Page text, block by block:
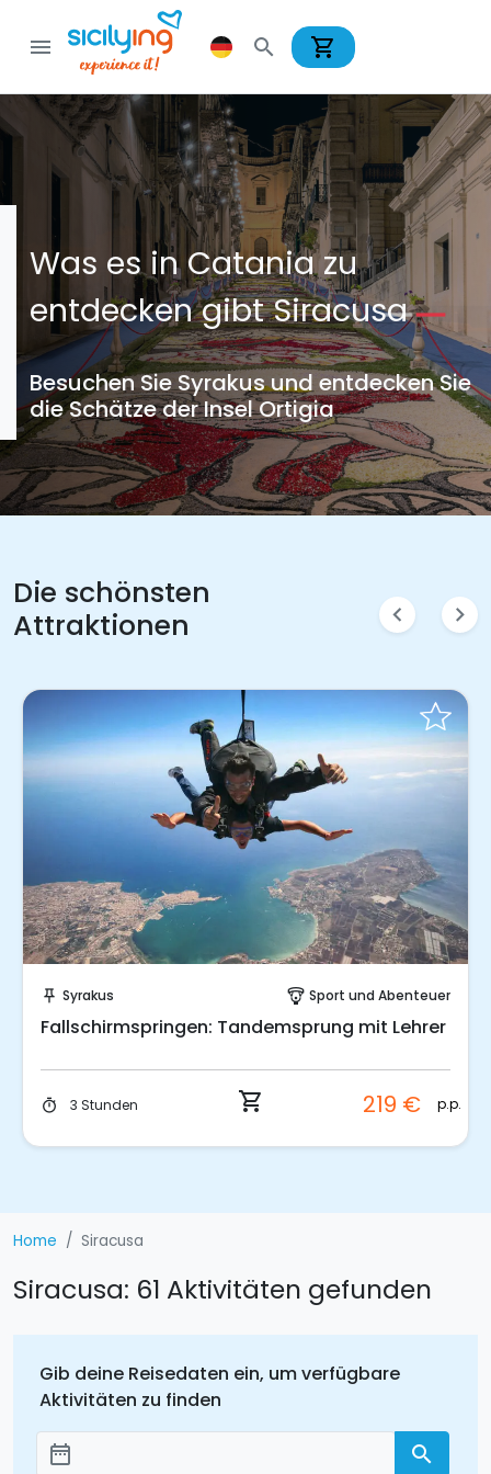
menu search shopping_cart
Was es in Catania zu
entdecken gibt Siracusa
Besuchen Sie Syrakus und entdecken Sie
die Schätze der Insel Ortigia
Die schönsten
Attraktionen
chevron_left chevron_right
push_pin Syrakus paragliding Sport und Abenteuer
Fallschirmspringen: Tandemsprung mit Lehrer
timer 3 Stunden shopping_cart 219 € p.p.
Home Siracusa
Siracusa: 61 Aktivitäten gefunden
Gib deine Reisedaten ein, um verfügbare
Aktivitäten zu finden
Добавить даты
date_range search